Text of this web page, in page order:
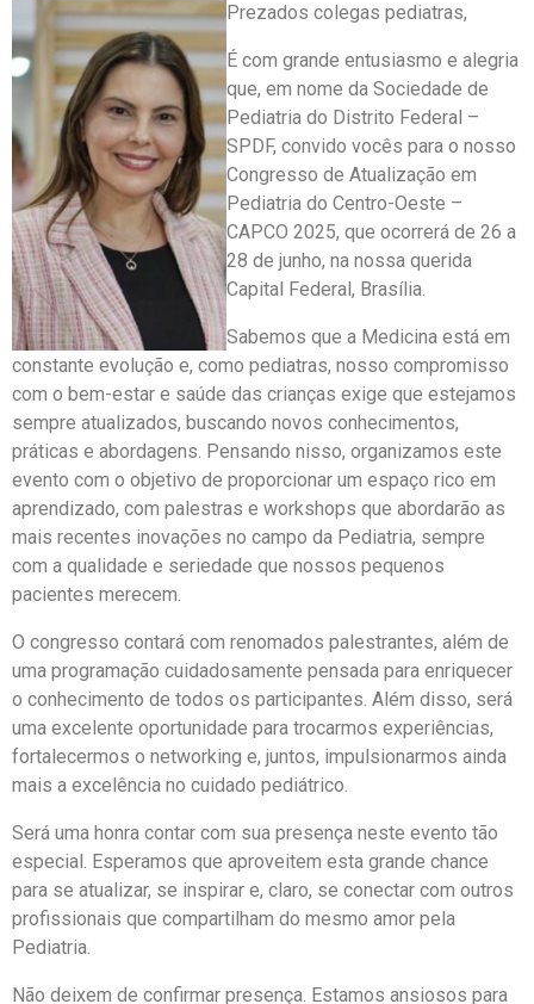
Prezados colegas pediatras,
É com grande entusiasmo e alegria
que, em nome da Sociedade de
Pediatria do Distrito Federal –
SPDF, convido vocês para o nosso
Congresso de Atualização em
Pediatria do Centro-Oeste –
CAPCO 2025, que ocorrerá de 26 a
28 de junho, na nossa querida
Capital Federal, Brasília.
Sabemos que a Medicina está em
constante evolução e, como pediatras, nosso compromisso
com o bem-estar e saúde das crianças exige que estejamos
sempre atualizados, buscando novos conhecimentos,
práticas e abordagens. Pensando nisso, organizamos este
evento com o objetivo de proporcionar um espaço rico em
aprendizado, com palestras e workshops que abordarão as
mais recentes inovações no campo da Pediatria, sempre
com a qualidade e seriedade que nossos pequenos
pacientes merecem.
O congresso contará com renomados palestrantes, além de
uma programação cuidadosamente pensada para enriquecer
o conhecimento de todos os participantes. Além disso, será
uma excelente oportunidade para trocarmos experiências,
fortalecermos o networking e, juntos, impulsionarmos ainda
mais a excelência no cuidado pediátrico.
Será uma honra contar com sua presença neste evento tão
especial. Esperamos que aproveitem esta grande chance
para se atualizar, se inspirar e, claro, se conectar com outros
profissionais que compartilham do mesmo amor pela
Pediatria.
Não deixem de confirmar presença. Estamos ansiosos para